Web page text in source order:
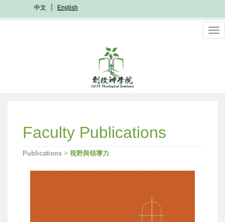
to
中文 English
Faculty Publications
Publications > 視野與領導力